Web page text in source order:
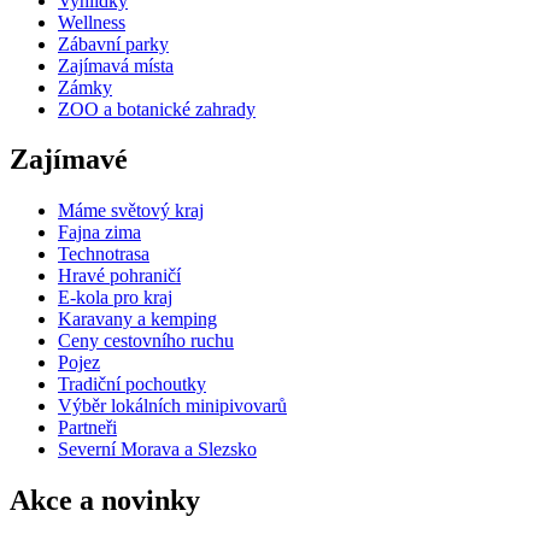
Wellness
Zábavní parky
Zajímavá místa
Zámky
ZOO a botanické zahrady
Zajímavé
Máme světový kraj
Fajna zima
Technotrasa
Hravé pohraničí
E-kola pro kraj
Karavany a kemping
Ceny cestovního ruchu
Pojez
Tradiční pochoutky
Výběr lokálních minipivovarů
Partneři
Severní Morava a Slezsko
Akce a novinky